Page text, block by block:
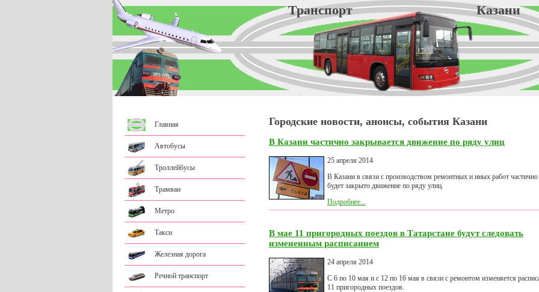
Транспорт Казани
Главная
Автобусы
Троллейбусы
Трамваи
Метро
Такси
Железная дорога
Речной транспорт
Городские новости, анонсы, события Казани
В Казани частично закрывается движение по ряду улиц
25 апреля 2014
В Казани в связи с производством ремонтных и иных работ частично
будет закрыто движение по ряду улиц.
Подробнее...
В мае 11 пригородных поездов в Татарстане будут следовать
измененным расписанием
24 апреля 2014
С 6 по 10 мая и с 12 по 16 мая в связи с ремонтом изменяется
11 пригородных поездов.